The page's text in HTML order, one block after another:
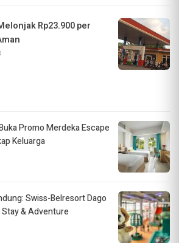
Rp23.900 per
Promo Merdeka Escape
Keluarga
Swiss-Belresort Dago
& Adventure